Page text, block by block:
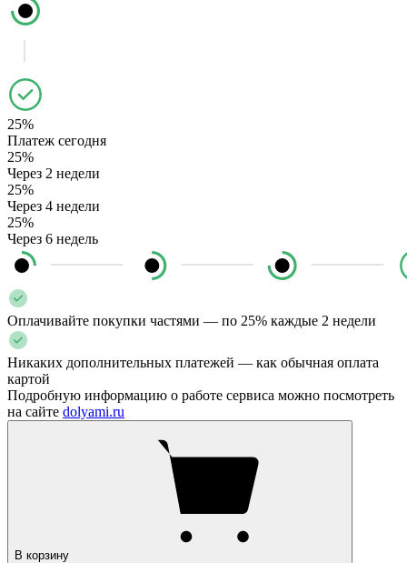
25%
Платеж сегодня
25%
Через 2 недели
25%
Через 4 недели
25%
Через 6 недель
Оплачивайте покупки частями — по 25% каждые 2 недели
Никаких дополнительных платежей — как обычная оплата
картой
Подробную информацию о работе сервиса можно посмотреть
на сайте dolyami.ru
В корзину